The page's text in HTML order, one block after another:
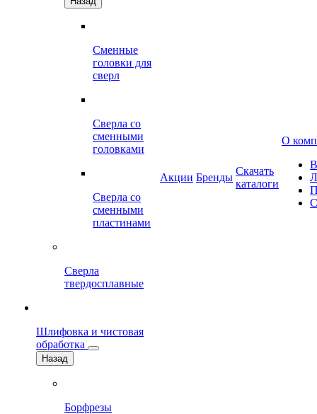
Сменные
головки для
сверл
Сверла со
сменными
головками
Сверла со
сменными
пластинами
Сверла
твердосплавные
Шлифовка и чистовая
обработка
Назад
Борфрезы
Акции Бренды
Скачать
каталоги
О